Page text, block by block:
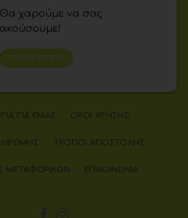
Θα χαρούμε να σας
ακούσουμε!
210 58 22 015
ΓΙΑ ΕΜΆΣ ΌΡΟΙ ΧΡΉΣΗΣ
ΤΡΌΠΟΙ ΑΠΟΣΤΟΛΉΣ
ΜΕΤΑΦΟΡΙΚΏΝ ΕΠΙΚΟΙΝΩΝΊΑ